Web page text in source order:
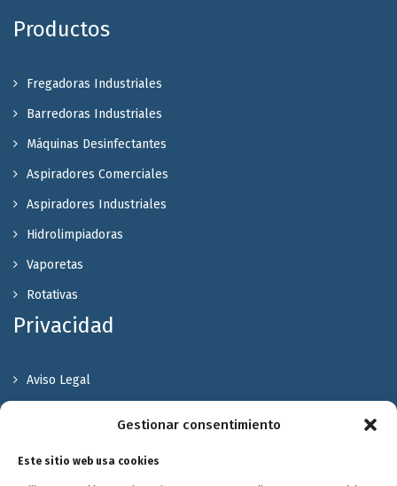
Gestionar consentimiento
Este sitio web usa cookies
Productos
Fregadoras Industriales
Barredoras Industriales
Máquinas Desinfectantes
Aspiradores Comerciales
Aspiradores Industriales
Hidrolimpiadoras
Vaporetas
Rotativas
Privacidad
Aviso Legal